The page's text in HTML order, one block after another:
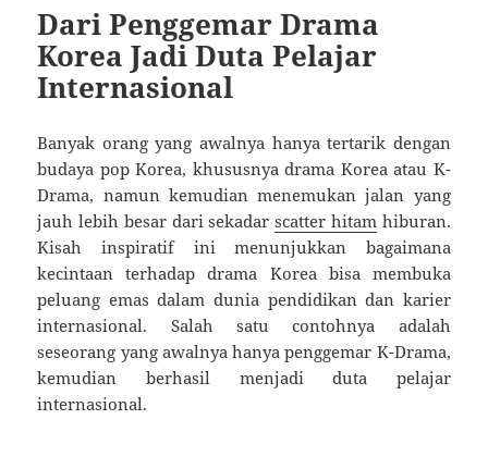
Dari Penggemar Drama
Korea Jadi Duta Pelajar
Internasional
Banyak orang yang awalnya hanya tertarik dengan
budaya pop Korea, khususnya drama Korea atau K-
Drama, namun kemudian menemukan jalan yang
jauh lebih besar dari sekadarscatter hitam hiburan.
Kisah inspiratif ini menunjukkan bagaimana
kecintaan terhadap drama Korea bisa membuka
peluang emas dalam dunia pendidikan dan karier
internasional. Salah satu contohnya adalah
seseorang yang awalnya hanya penggemar K-Drama,
kemudian berhasil menjadi duta pelajar
internasional.